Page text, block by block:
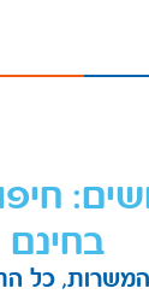
בחינם
כל